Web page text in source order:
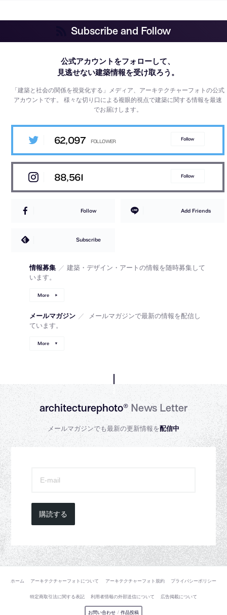
Subscribe and Follow
公式アカウントをフォローして、
見逃せない建築情報を受け取ろう。
「建築と社会の関係を視覚化する」メディア、アーキテクチャーフォトの公式
アカウントです。様々な切り口による複眼的視点で建築に関する情報を最速
でお届けします。
62,097 Follow
88,561 Follow
Follow Add Friends
Subscribe
情報募集 ／ 建築・デザイン・アートの情報を随時募集して
います。
More
メールマガジン ／
メールマガジンで最新の情報を配信し
ています。
More
architecturephoto®News Letter
メールマガジンでも最新の更新情報を配信中
購読する
ホーム アーキテクチャーフォトについて アーキテクチャーフォト規約 プライバシーポリシー
特定商取引法に関する表記 利用者情報の外部送信について 広告掲載について
お問い合わせ / 作品投稿